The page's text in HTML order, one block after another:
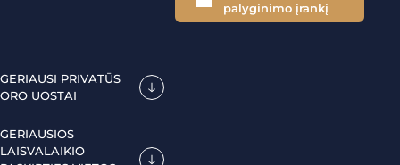
palyginimo įrankį
GERIAUSI PRIVATŪS
ORO UOSTAI
GERIAUSIOS
LAISVALAIKIO